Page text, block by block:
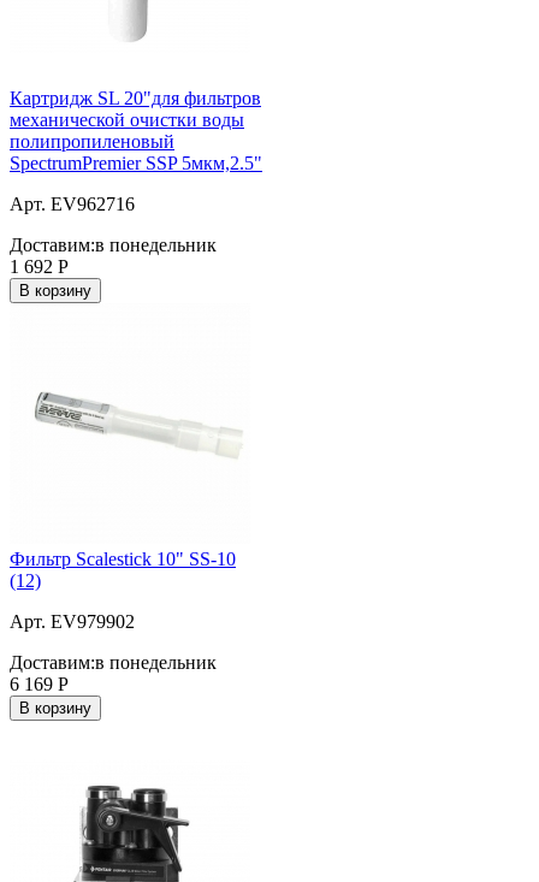
Картридж SL 20"для фильтров
механической очистки воды
полипропиленовый
SpectrumPremier SSP 5мкм,2.5"
Арт. EV962716
Доставим:в понедельник
1 692 Р
В корзину
Фильтр Scalestick 10" SS-10
(12)
Арт. EV979902
Доставим:в понедельник
6 169 Р
В корзину